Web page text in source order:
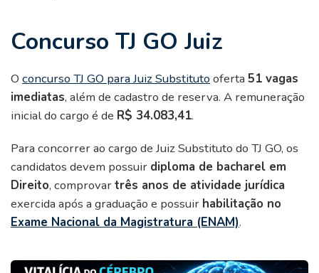
Concurso TJ GO Juiz
O concurso TJ GO para Juiz Substituto oferta 51 vagas
imediatas, além de cadastro de reserva. A remuneração
inicial do cargo é de R$ 34.083,41.
Para concorrer ao cargo de Juiz Substituto do TJ GO, os
candidatos devem possuir diploma de bacharel em
Direito, comprovartrês anos de atividade jurídica
exercida após a graduação e possuir habilitação no
Exame Nacional da Magistratura (ENAM).